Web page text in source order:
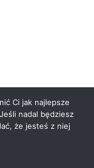
Ci jak najlepsze
nadal będziesz
że jesteś z niej